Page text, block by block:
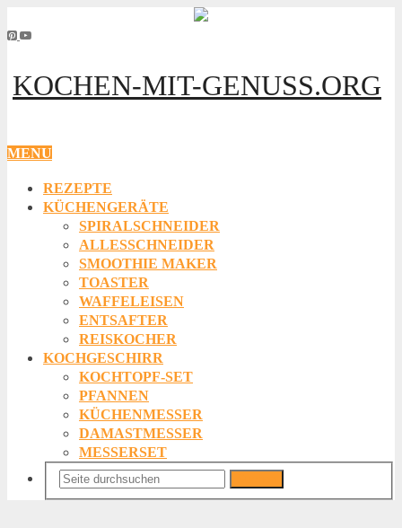
KOCHEN-MIT-GENUSS.ORG
MENU
REZEPTE
KÜCHENGERÄTE
SPIRALSCHNEIDER
ALLESSCHNEIDER
SMOOTHIE MAKER
TOASTER
WAFFELEISEN
ENTSAFTER
REISKOCHER
KOCHGESCHIRR
KOCHTOPF-SET
PFANNEN
KÜCHENMESSER
DAMASTMESSER
MESSERSET